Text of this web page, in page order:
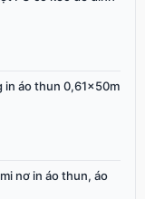
in áo thun 0,61x50m
nơ in áo thun, áo